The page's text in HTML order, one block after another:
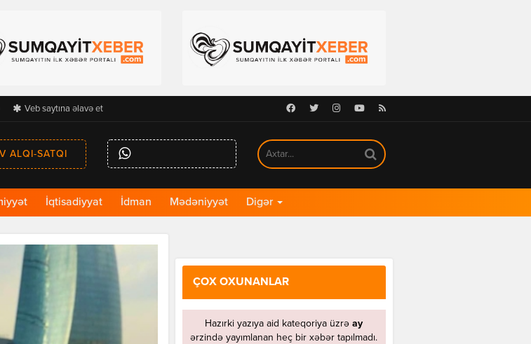
Veb saytına əlavə et Facebook
TwitterInstagramYoutubeRSS
ALQI-SATQI
İqtisadiyyat İdman Mədəniyyət Digər
ÇOX OXUNANLAR
Hazırki yazıya aid kateqoriya üzrəay
ərzində yayımlanan heç bir xəbər tapılmadı.